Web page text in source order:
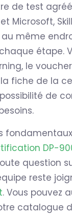
de test
Microsoft,
même
étape.
le
fiche de la
de
DP-
question
reste
. Vous pouvez
catalogue